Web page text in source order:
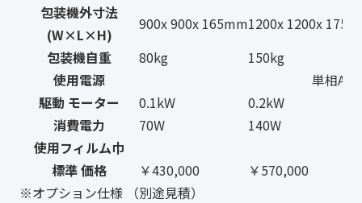
包装機外寸法
(W×L×H)
900x 900x 165mm1200x 1200x
包装機自重
80kg
150kg
使用電源
単相
駆動 モーター
0.1kW
0.2kW
消費電力
70W
140W
使用フィルム巾
標準 価格
￥430,000
￥570,000
※オプション仕様 （別途見積）